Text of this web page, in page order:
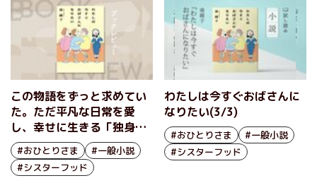
この物語をずっと求めてい
た。ただ平凡な日常を愛
し、幸せに生きる「独身の
おばさん」を目標にした小
説 『わたしは今すぐおば
さんになりたい』南綾子
#おひとりさま
#一般小説
#シスターフッド
わたしは今すぐおばさんに
なりたい(3/3)
#おひとりさま
#一般小説
#シスターフッド